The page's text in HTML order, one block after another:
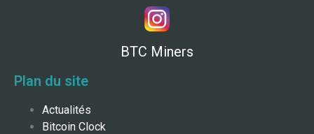
BTC Miners
Plan du site
Actualités
Bitcoin Clock